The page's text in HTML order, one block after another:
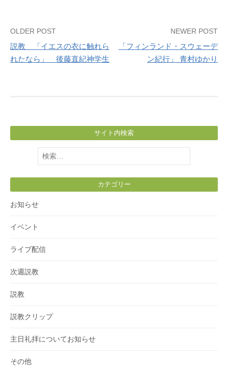
Post
navigation
OLDER POST
説教 「イエスの衣に触れら
れたなら」 後藤直紀神学生
NEWER POST
「フィンランド・スウェーデ
ン紀行」 青村ゆかり
サイト内検索
検
索:
カテゴリー
お知らせ
イベント
ライブ配信
次週説教
説教
説教クリップ
主日礼拝についてお知らせ
その他